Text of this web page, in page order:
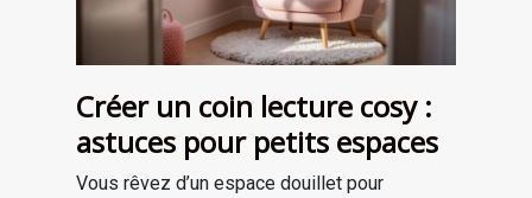
Créer un coin lecture cosy :
astuces pour petits espaces
Vous rêvez d’un espace douillet pour